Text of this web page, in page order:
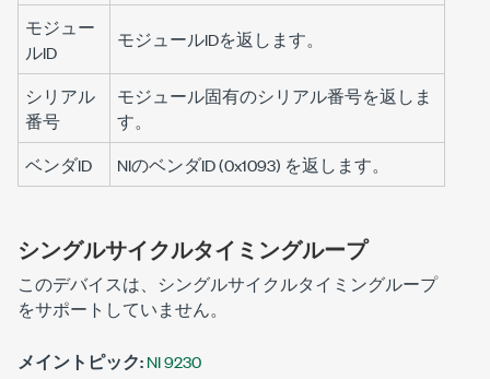
モジュー
ルID
モジュールIDを返します。
シリアル
番号
モジュール固有のシリアル番号を返しま
す。
ベンダID
NIのベンダID (0x1093) を返します。
シングルサイクルタイミングループ
このデバイスは、シングルサイクルタイミングループ
をサポートしていません。
メイントピック:NI 9230